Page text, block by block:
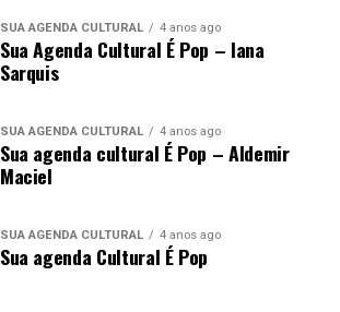
SUA AGENDA CULTURAL 4 anos ago
Sua Agenda Cultural É Pop – Iana
Sarquis
SUA AGENDA CULTURAL 4 anos ago
Sua agenda cultural É Pop – Aldemir
Maciel
SUA AGENDA CULTURAL 4 anos ago
Sua agenda Cultural É Pop